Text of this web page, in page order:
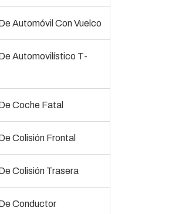
Automóvil Con Vuelco
Automovilístico T-
Coche Fatal
Colisión Frontal
Colisión Trasera
Conductor